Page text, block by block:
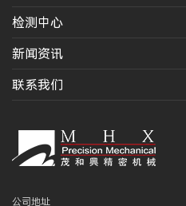
检测中心
新闻资讯
联系我们
公司地址